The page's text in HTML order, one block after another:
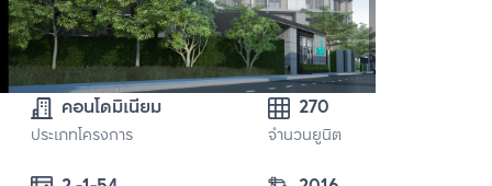
คอนโดมิเนียม
ประเภทโครงการ
270
จำนวนยูนิต